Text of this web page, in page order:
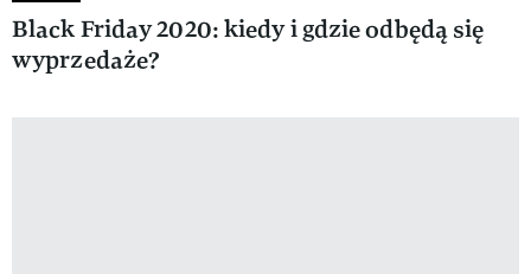
Black Friday 2020: kiedy i gdzie odbędą się
wyprzedaże?